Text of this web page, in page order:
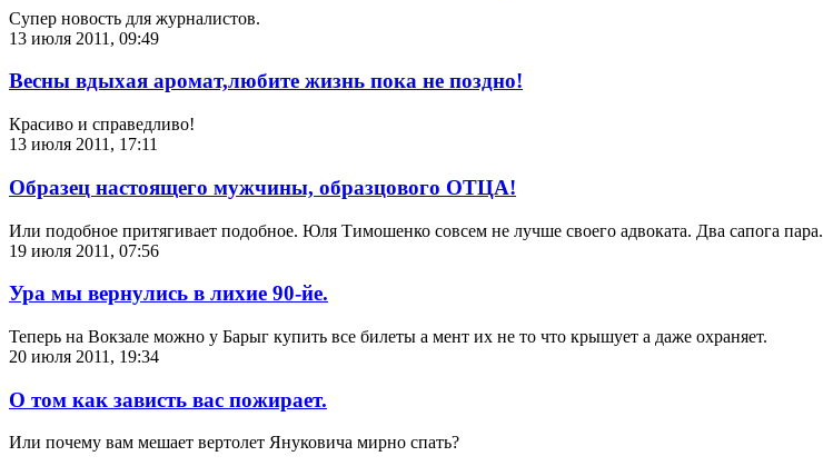
Супер новость для журналистов.
13 июля 2011, 09:49
Весны вдыхая аромат,любите жизнь пока не поздно!
Красиво и справедливо!
13 июля 2011, 17:11
Образец настоящего мужчины, образцового ОТЦА!
Или подобное притягивает подобное. Юля Тимошенко совсем не лучше своего адвоката. Два сапога пара.
19 июля 2011, 07:56
Ура мы вернулись в лихие 90-йе.
Теперь на Вокзале можно у Барыг купить все билеты а мент их не то что крышует а даже охраняет.
20 июля 2011, 19:34
О том как зависть вас пожирает.
Или почему вам мешает вертолет Януковича мирно спать?